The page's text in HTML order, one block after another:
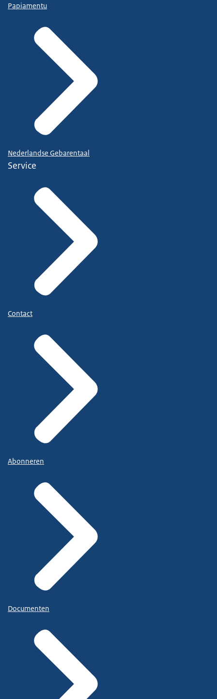
Papiamentu
Nederlandse Gebarentaal
Service
Contact
Abonneren
Documenten